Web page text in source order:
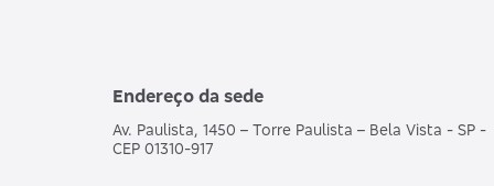
Endereço da sede
Av. Paulista, 1450 – Torre Paulista – Bela Vista - SP -
CEP 01310-917